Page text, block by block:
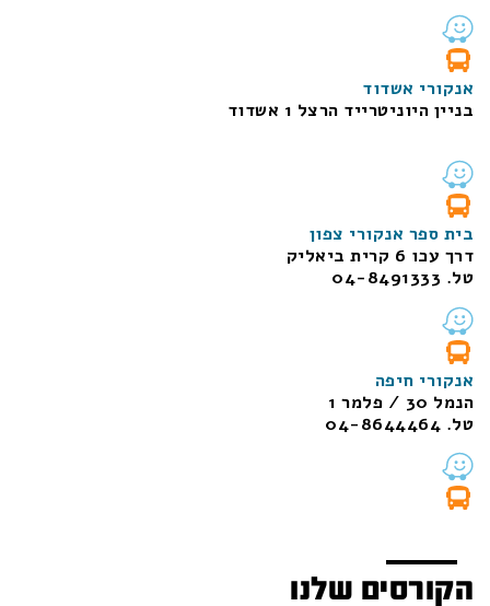
אנקורי אשדוד
בניין היוניטרייד הרצל 1 אשדוד
בית ספר אנקורי צפון
דרך עכו 6 קרית ביאליק
טל. 04-8491333
אנקורי חיפה
הנמל 30 / פלמר 1
טל. 04-8644464
הקורסים שלנו